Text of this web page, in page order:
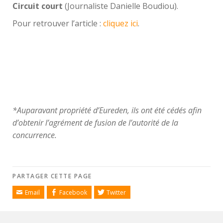
Circuit court (Journaliste Danielle Boudiou).
Pour retrouver l’article : cliquez ici.
*Auparavant propriété d’Eureden, ils ont été cédés afin
d’obtenir l’agrément de fusion de l’autorité de la
concurrence.
PARTAGER CETTE PAGE
Email
Facebook Twitter